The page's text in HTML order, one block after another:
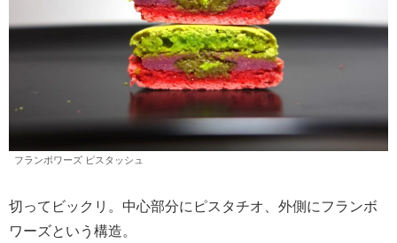
フランボワーズ ピスタッシュ
切ってビックリ。中心部分にピスタチオ、外側にフランボ
ワーズという構造。